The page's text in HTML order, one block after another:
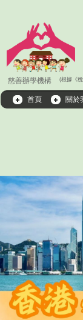
首頁 關於
​​​​​​慈善辦學機構 ​(根據《